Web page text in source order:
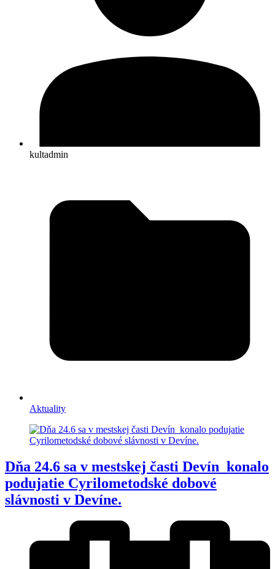
kultadmin
Aktuality
Dňa 24.6 sa v mestskej časti Devín konalo
podujatie Cyrilometodské dobové
slávnosti v Devíne.